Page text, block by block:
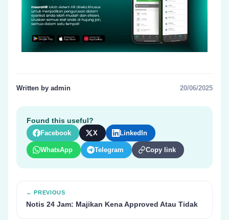
Written by admin 20/06/2025
Found this useful?
Facebook X LinkedIn
WhatsApp Telegram Copy link
← PREVIOUS
Notis 24 Jam: Majikan Kena Approved Atau Tidak